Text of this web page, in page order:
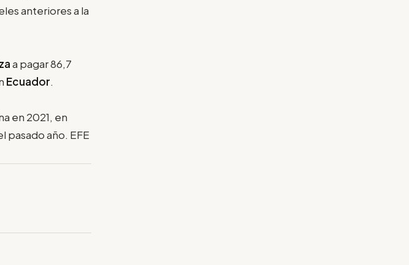
anteriores a la
a pagar 86,7
Ecuador.
en 2021, en
pasado año. EFE